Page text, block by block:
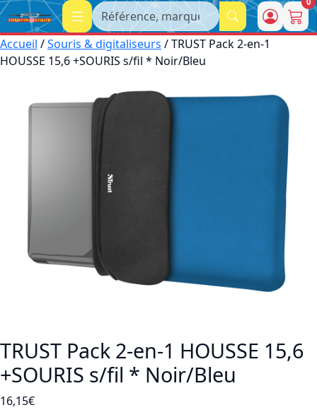
Recherche
Accueil /Souris & digitaliseurs / TRUST Pack 2-en-1
HOUSSE 15,6 +SOURIS s/fil * Noir/Bleu
TRUST Pack 2-en-1 HOUSSE 15,6
+SOURIS s/fil * Noir/Bleu
16,15€